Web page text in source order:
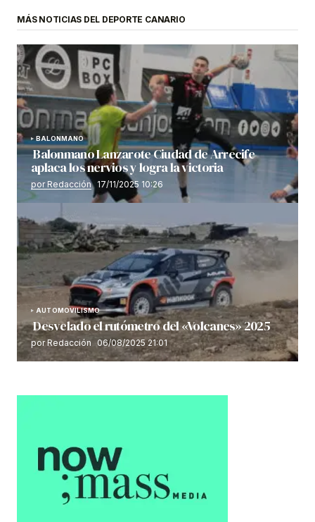
MÁS NOTICIAS DEL DEPORTE CANARIO
BALONMANO
Balonmano Lanzarote Ciudad de Arrecife
aplaca los nervios y logra la victoria
por Redacción 17/11/2025 10:26
AUTOMOVILISMO
Desvelado el rutómetro del «Volcanes» 2025
por Redacción 06/08/2025 21:01